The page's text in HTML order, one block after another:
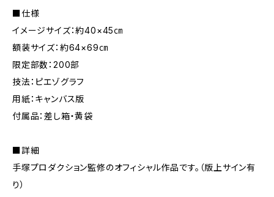
■仕様
イメージサイズ：約40×45㎝
額装サイズ：約64×69㎝
限定部数：200部
技法：ピエゾグラフ
用紙：キャンバス版
付属品：差し箱・黄袋
■詳細
手塚プロダクション監修のオフィシャル作品です。（版上サイン有
り）